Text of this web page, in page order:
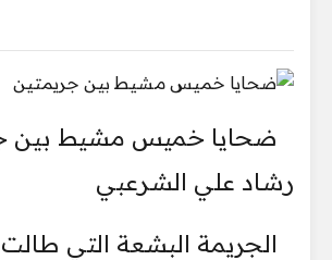
ضحايا خميس مشيط بين
رشاد علي الشرعبي